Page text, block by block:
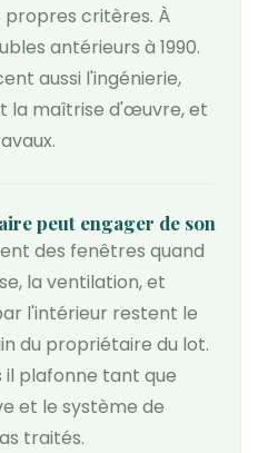
propres critères. À
antérieurs à 1990.
aussi l'ingénierie,
la maîtrise d'œuvre, et
peut engager de son
des fenêtres quand
la ventilation, et
l'intérieur restent le
du propriétaire du lot.
il plafonne tant que
et le système de
traités.